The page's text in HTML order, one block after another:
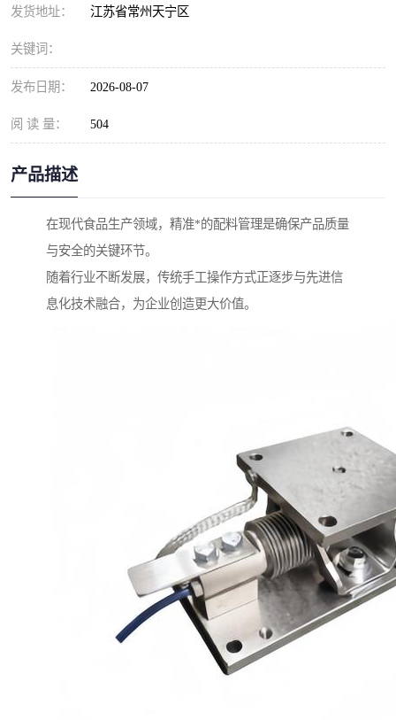
发货地址： 江苏省常州天宁区
关键词：
发布日期： 2026-08-07
阅 读 量： 504
产品描述
在现代食品生产领域，精准*的配料管理是确保产品质量
与安全的关键环节。
随着行业不断发展，传统手工操作方式正逐步与先进信
息化技术融合，为企业创造更大价值。